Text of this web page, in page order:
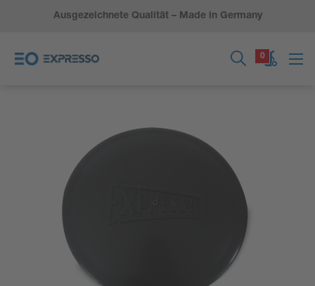
Ausgezeichnete Qualität – Made in Germany
0